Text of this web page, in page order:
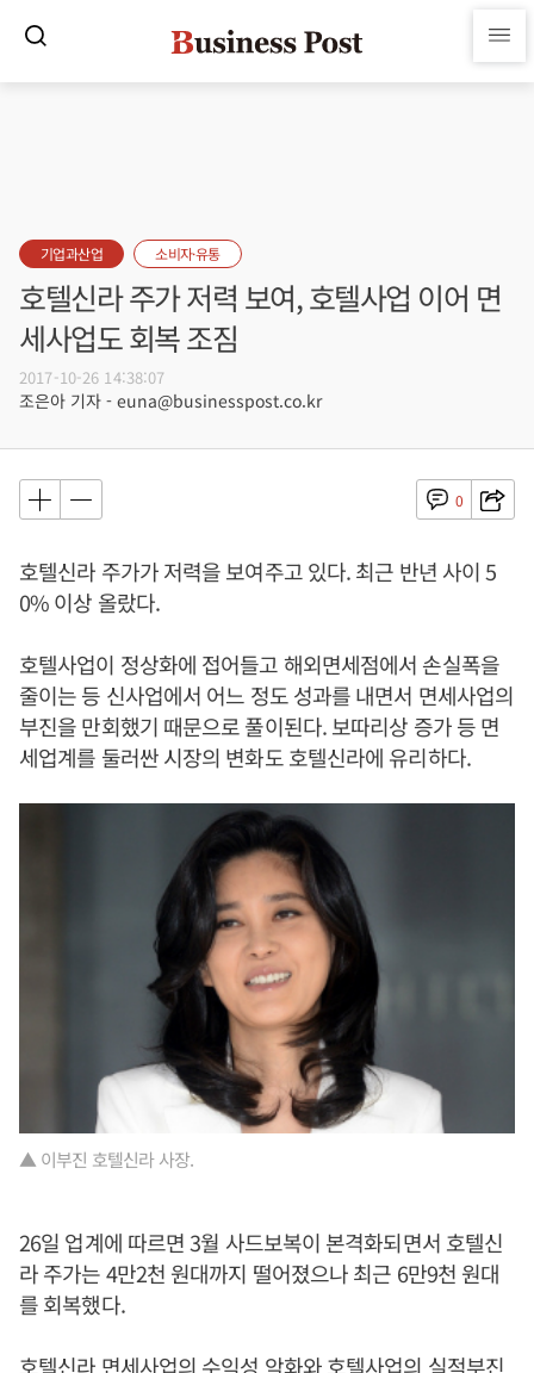
기업과산업 소비자·유통
호텔신라 주가 저력 보여, 호텔사업 이어 면
세사업도 회복 조짐
2017-10-26 14:38:07
조은아 기자 - euna@businesspost.co.kr
0
호텔신라 주가가 저력을 보여주고 있다. 최근 반년 사이 5
0% 이상 올랐다.
호텔사업이 정상화에 접어들고 해외면세점에서 손실폭을
줄이는 등 신사업에서 어느 정도 성과를 내면서 면세사업의
부진을 만회했기 때문으로 풀이된다. 보따리상 증가 등 면
세업계를 둘러싼 시장의 변화도 호텔신라에 유리하다.
▲ 이부진 호텔신라 사장.
26일 업계에 따르면 3월 사드보복이 본격화되면서 호텔신
라 주가는 4만2천 원대까지 떨어졌으나 최근 6만9천 원대
를 회복했다.
호텔신라 면세사업의 수익성 악화와 호텔사업의 실적부진